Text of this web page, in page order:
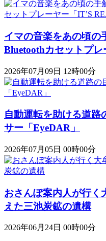
イマの音楽をあの頃の
Bluetoothカセットプレ
2026年07月09日 12時00分
自動運転を助ける道路
サー「EyeDAR」
2026年07月05日 00時00分
おさんぽ案内人が行
えた三池炭鉱の遺構
2026年06月24日 00時00分